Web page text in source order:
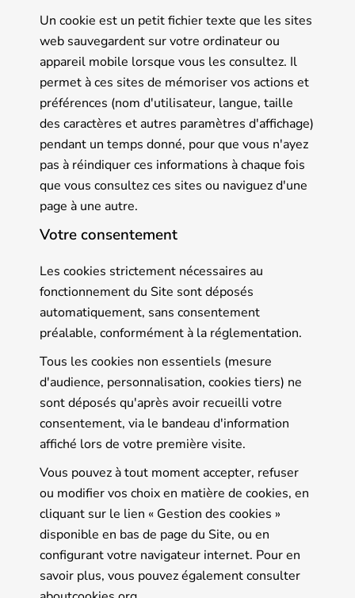
Un cookie est un petit fichier texte que les sites
web sauvegardent sur votre ordinateur ou
appareil mobile lorsque vous les consultez. Il
permet à ces sites de mémoriser vos actions et
préférences (nom d'utilisateur, langue, taille
des caractères et autres paramètres d'affichage)
pendant un temps donné, pour que vous n'ayez
pas à réindiquer ces informations à chaque fois
que vous consultez ces sites ou naviguez d'une
page à une autre.
Votre consentement
Les cookies strictement nécessaires au
fonctionnement du Site sont déposés
automatiquement, sans consentement
préalable, conformément à la réglementation.
Tous les cookies non essentiels (mesure
d'audience, personnalisation, cookies tiers) ne
sont déposés qu'après avoir recueilli votre
consentement, via le bandeau d'information
affiché lors de votre première visite.
Vous pouvez à tout moment accepter, refuser
ou modifier vos choix en matière de cookies, en
cliquant sur le lien « Gestion des cookies »
disponible en bas de page du Site, ou en
configurant votre navigateur internet. Pour en
savoir plus, vous pouvez également consulter